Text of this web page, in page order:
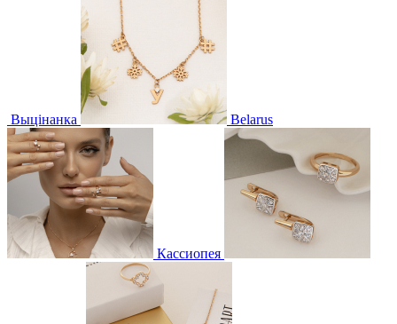
Выцінанка Belarus
Кассиопея